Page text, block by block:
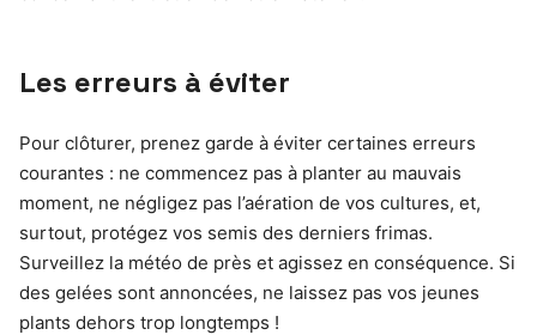
Les erreurs à éviter
Pour clôturer, prenez garde à éviter certaines erreurs
courantes : ne commencez pas à planter au mauvais
moment, ne négligez pas l’aération de vos cultures, et,
surtout, protégez vos semis des derniers frimas.
Surveillez la météo de près et agissez en conséquence. Si
des gelées sont annoncées, ne laissez pas vos jeunes
plants dehors trop longtemps !